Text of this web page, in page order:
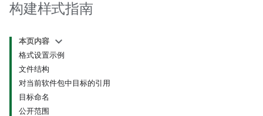
构建样式指南
本页内容
格式设置示例
文件结构
对当前软件包中目标的引用
目标命名
公开范围